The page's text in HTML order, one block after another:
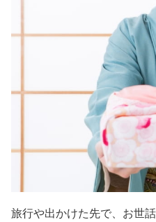
旅行や出かけた先で、お世